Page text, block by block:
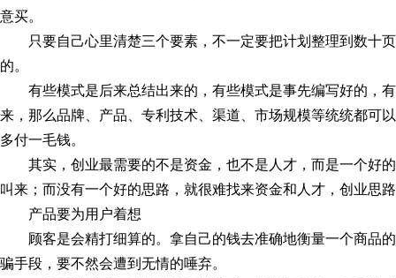
意买。
只要自己心里清楚三个要素，不一定要把计划整理到数十
的。
有些模式是后来总结出来的，有些模式是事先编写好的，
来，那么品牌、产品、专利技术、渠道、市场规模等统统都可
多付一毛钱。
其实，创业最需要的不是资金，也不是人才，而是一个好
叫来；而没有一个好的思路，就很难找来资金和人才，创业思
产品要为用户着想
顾客是会精打细算的。拿自己的钱去准确地衡量一个商品
骗手段，要不然会遭到无情的唾弃。